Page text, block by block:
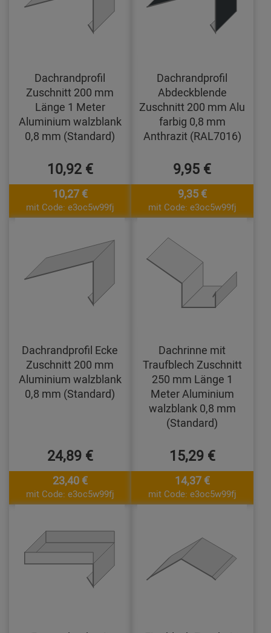
Dachrandprofil
Zuschnitt 200 mm
Länge 1 Meter
Aluminium walzblank
0,8 mm (Standard)
10,92 €
10,27 €
mit Code: e3oc5w99fj
Dachrandprofil
Abdeckblende
Zuschnitt 200 mm Alu
farbig 0,8 mm
Anthrazit (RAL7016)
9,95 €
9,35 €
mit Code: e3oc5w99fj
Dachrandprofil Ecke
Zuschnitt 200 mm
Aluminium walzblank
0,8 mm (Standard)
24,89 €
23,40 €
mit Code: e3oc5w99fj
Dachrinne mit
Traufblech Zuschnitt
250 mm Länge 1
Meter Aluminium
walzblank 0,8 mm
(Standard)
15,29 €
14,37 €
mit Code: e3oc5w99fj